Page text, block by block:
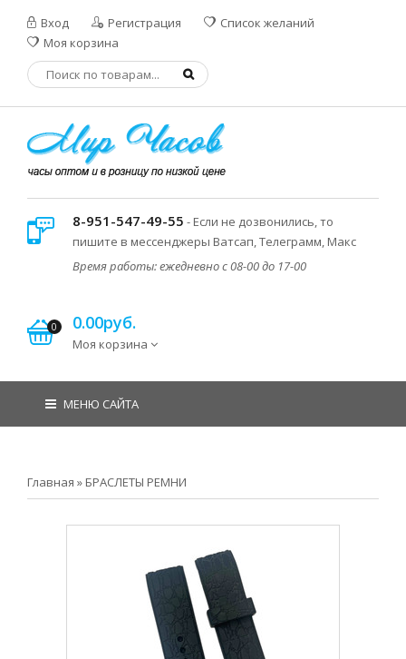
Вход Регистрация
Список желаний
Моя корзина
8-951-547-49-55 - Если не дозвонились, то
пишите в мессенджеры Ватсап, Телеграмм, Макс
Время работы: ежедневно с 08-00 до 17-00
0 0.00руб.
Моя корзина
МЕНЮ САЙТА
Главная » БРАСЛЕТЫ РЕМНИ